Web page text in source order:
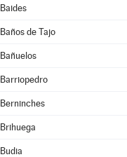
Baides
Baños de Tajo
Bañuelos
Barriopedro
Berninches
Brihuega
Budia